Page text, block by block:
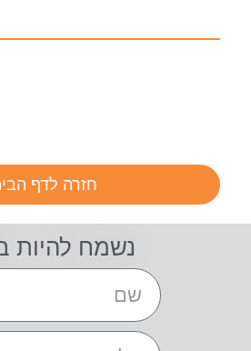
חזרה לדף
נשמח להיות